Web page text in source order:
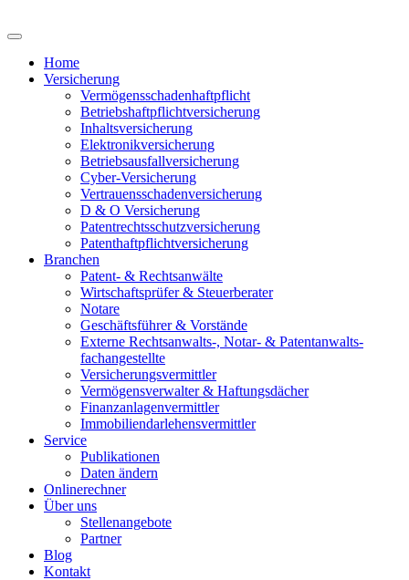
Home
Versicherung
Vermögensschadenhaftpflicht
Betriebshaftpflichtversicherung
Inhaltsversicherung
Elektronikversicherung
Betriebsausfallversicherung
Cyber-Versicherung
Vertrauensschadenversicherung
D & O Versicherung
Patentrechtsschutzversicherung
Patent­haftpflicht­­versicherung
Branchen
Patent- & Rechtsanwälte
Wirtschaftsprüfer & Steuerberater
Notare
Geschäftsführer & Vorstände
Externe Rechtsanwalts-, Notar- & Patentanwalts­
fachangestellte
Versicherungsvermittler
Vermögensverwalter & Haftungsdächer
Finanzanlagenvermittler
Immobiliendarlehensvermittler
Service
Publikationen
Daten ändern
Onlinerechner
Über uns
Stellenangebote
Partner
Blog
Kontakt